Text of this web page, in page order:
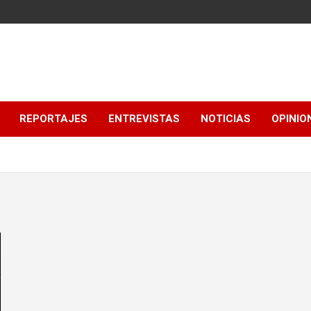
REPORTAJES ENTREVISTAS NOTICIAS